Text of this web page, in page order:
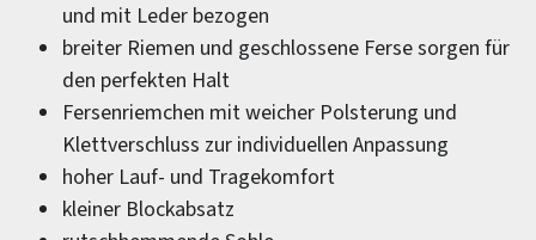
und mit Leder bezogen
breiter Riemen und geschlossene Ferse sorgen für
den perfekten Halt
Fersenriemchen mit weicher Polsterung und
Klettverschluss zur individuellen Anpassung
hoher Lauf- und Tragekomfort
kleiner Blockabsatz